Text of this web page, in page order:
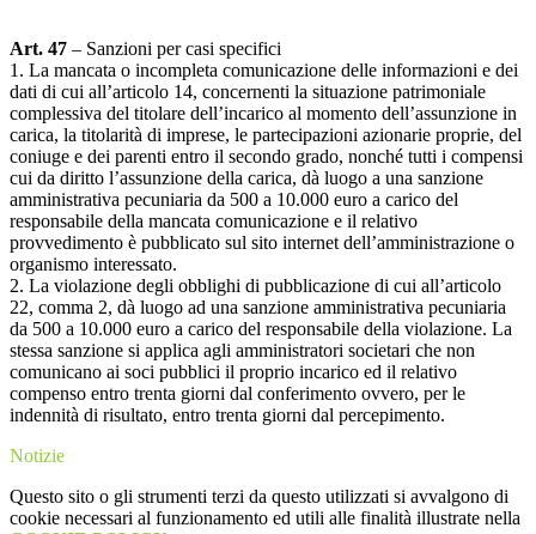
Art. 47 – Sanzioni per casi specifici
1. La mancata o incompleta comunicazione delle informazioni e dei
dati di cui all’articolo 14, concernenti la situazione patrimoniale
complessiva del titolare dell’incarico al momento dell’assunzione in
carica, la titolarità di imprese, le partecipazioni azionarie proprie, del
coniuge e dei parenti entro il secondo grado, nonché tutti i compensi
cui da diritto l’assunzione della carica, dà luogo a una sanzione
amministrativa pecuniaria da 500 a 10.000 euro a carico del
responsabile della mancata comunicazione e il relativo
provvedimento è pubblicato sul sito internet dell’amministrazione o
organismo interessato.
2. La violazione degli obblighi di pubblicazione di cui all’articolo
22, comma 2, dà luogo ad una sanzione amministrativa pecuniaria
da 500 a 10.000 euro a carico del responsabile della violazione. La
stessa sanzione si applica agli amministratori societari che non
comunicano ai soci pubblici il proprio incarico ed il relativo
compenso entro trenta giorni dal conferimento ovvero, per le
indennità di risultato, entro trenta giorni dal percepimento.
Notizie
Questo sito o gli strumenti terzi da questo utilizzati si avvalgono di
cookie necessari al funzionamento ed utili alle finalità illustrate nella